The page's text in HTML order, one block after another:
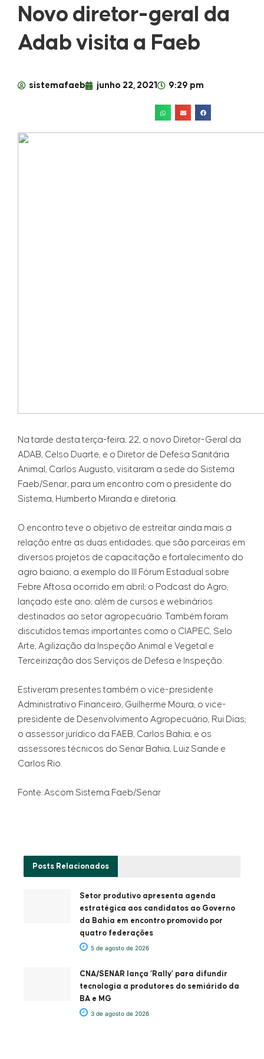
Novo diretor-geral da
Adab visita a Faeb
sistemafaeb junho 22, 2021 9:29 pm
Na tarde desta terça-feira, 22, o novo Diretor-Geral da
ADAB, Celso Duarte, e o Diretor de Defesa Sanitária
Animal, Carlos Augusto, visitaram a sede do Sistema
Faeb/Senar, para um encontro com o presidente do
Sistema, Humberto Miranda e diretoria.
O encontro teve o objetivo de estreitar ainda mais a
relação entre as duas entidades, que são parceiras em
diversos projetos de capacitação e fortalecimento do
agro baiano, a exemplo do III Fórum Estadual sobre
Febre Aftosa ocorrido em abril; o Podcast do Agro,
lançado este ano; além de cursos e webinários
destinados ao setor agropecuário. Também foram
discutidos temas importantes como o CIAPEC, Selo
Arte, Agilização da Inspeção Animal e Vegetal e
Terceirização dos Serviços de Defesa e Inspeção.
Estiveram presentes também o vice-presidente
Administrativo Financeiro, Guilherme Moura; o vice-
presidente de Desenvolvimento Agropecuário, Rui Dias;
o assessor jurídico da FAEB, Carlos Bahia; e os
assessores técnicos do Senar Bahia, Luiz Sande e
Carlos Rio.
Fonte: Ascom Sistema Faeb/Senar
Posts Relacionados
Setor produtivo apresenta agenda
estratégica aos candidatos ao Governo
da Bahia em encontro promovido por
quatro federações
5 de agosto de 2026
CNA/SENAR lança ‘Rally’ para difundir
tecnologia a produtores do semiárido da
BA e MG
3 de agosto de 2026